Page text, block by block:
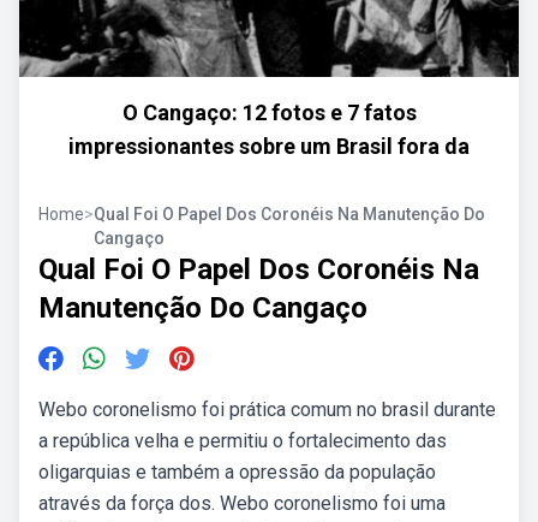
O Cangaço: 12 fotos e 7 fatos
impressionantes sobre um Brasil fora da
Home>Qual Foi O Papel Dos Coronéis Na Manutenção Do
Cangaço
Qual Foi O Papel Dos Coronéis Na
Manutenção Do Cangaço
Webo coronelismo foi prática comum no brasil durante
a república velha e permitiu o fortalecimento das
oligarquias e também a opressão da população
através da força dos. Webo coronelismo foi uma